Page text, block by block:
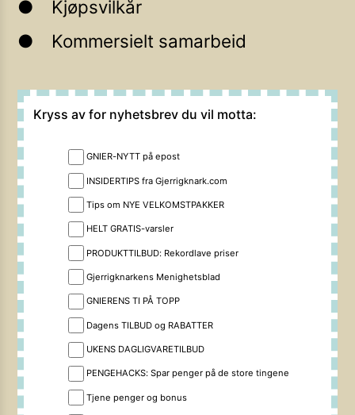
Kjøpsvilkår
Kommersielt samarbeid
Kryss av for nyhetsbrev du vil motta:
GNIER-NYTT på epost
INSIDERTIPS fra Gjerrigknark.com
Tips om NYE VELKOMSTPAKKER
HELT GRATIS-varsler
PRODUKTTILBUD: Rekordlave priser
Gjerrigknarkens Menighetsblad
GNIERENS TI PÅ TOPP
Dagens TILBUD og RABATTER
UKENS DAGLIGVARETILBUD
PENGEHACKS: Spar penger på de store tingene
Tjene penger og bonus